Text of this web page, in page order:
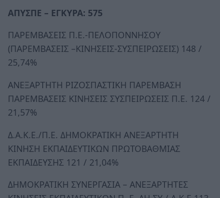
ΑΠΥΣΠΕ – ΕΓΚΥΡΑ: 575
ΠΑΡΕΜΒΑΣΕΙΣ Π.Ε.-ΠΕΛΟΠΟΝΝΗΣΟΥ
(ΠΑΡΕΜΒΑΣΕΙΣ –ΚΙΝΗΣΕΙΣ-ΣΥΣΠΕΙΡΩΣΕΙΣ) 148 /
25,74%
ΑΝΕΞΑΡΤΗΤΗ ΡΙΖΟΣΠΑΣΤΙΚΗ ΠΑΡΕΜΒΑΣΗ
ΠΑΡΕΜΒΑΣΕΙΣ ΚΙΝΗΣΕΙΣ ΣΥΣΠΕΙΡΩΣΕΙΣ Π.Ε. 124 /
21,57%
Δ.Α.Κ.Ε./Π.Ε. ΔΗΜΟΚΡΑΤΙΚΗ ΑΝΕΞΑΡΤΗΤΗ
ΚΙΝΗΣΗ ΕΚΠΑΙΔΕΥΤΙΚΩΝ ΠΡΩΤΟΒΑΘΜΙΑΣ
ΕΚΠΑΙΔΕΥΣΗΣ 121 / 21,04%
ΔΗΜΟΚΡΑΤΙΚΗ ΣΥΝΕΡΓΑΣΙΑ – ΑΝΕΞΑΡΤΗΤΕΣ